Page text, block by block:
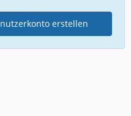
erstellen